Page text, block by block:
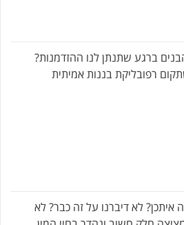
ברגע שתנתן לנו ההזדמנות?
רפובליקת בננות אמיתית
איתכן? לא דיברנו על זה כבר? לא